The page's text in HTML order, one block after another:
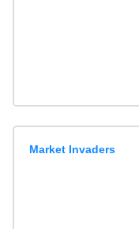
Market Invaders